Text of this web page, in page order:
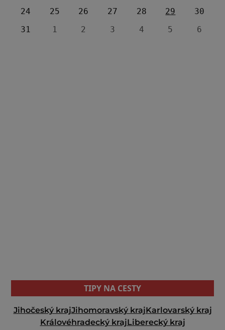
24
25 26 27 28 29
30
31
1 2 3 4 5 6
TIPY NA CESTY
Jihočeský krajJihomoravský krajKarlovarský kraj
Královéhradecký krajLiberecký kraj